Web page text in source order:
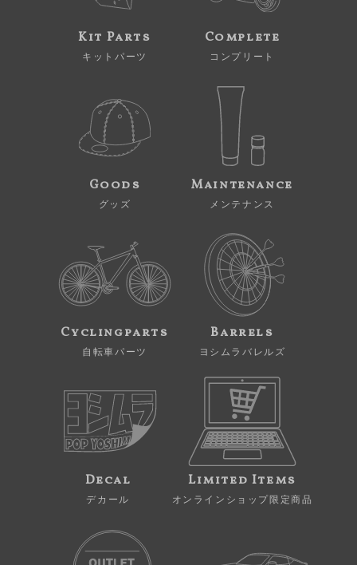
Kit Parts
キットパーツ
Complete
コンプリート
Goods
グッズ
Maintenance
メンテナンス
Cyclingparts
自転車パーツ
Barrels
ヨシムラバレルズ
Decal
デカール
Limited Items
オンラインショップ限定商品